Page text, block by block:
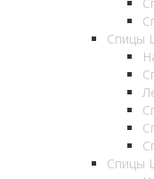
Спицы
Спицы